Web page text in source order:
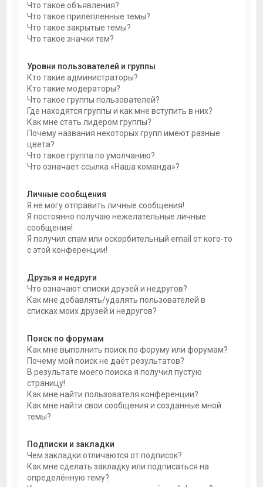
Что такое объявления?
Что такое прилепленные темы?
Что такое закрытые темы?
Что такое значки тем?
Уровни пользователей и группы
Кто такие администраторы?
Кто такие модераторы?
Что такое группы пользователей?
Где находятся группы и как мне вступить в них?
Как мне стать лидером группы?
Почему названия некоторых групп имеют разные
цвета?
Что такое группа по умолчанию?
Что означает ссылка «Наша команда»?
Личные сообщения
Я не могу отправить личные сообщения!
Я постоянно получаю нежелательные личные
сообщения!
Я получил спам или оскорбительный email от кого-то
с этой конференции!
Друзья и недруги
Что означают списки друзей и недругов?
Как мне добавлять/удалять пользователей в
списках моих друзей и недругов?
Поиск по форумам
Как мне выполнить поиск по форуму или форумам?
Почему мой поиск не даёт результатов?
В результате моего поиска я получил пустую
страницу!
Как мне найти пользователя конференции?
Как мне найти свои сообщения и созданные мной
темы?
Подписки и закладки
Чем закладки отличаются от подписок?
Как мне сделать закладку или подписаться на
определённую тему?